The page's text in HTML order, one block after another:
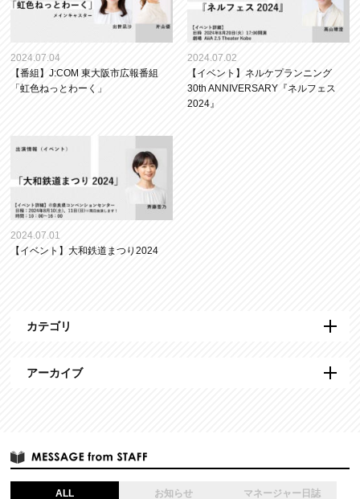
2024.07.04
【番組】J:COM 東大阪市広報番組
「虹色ねっとわーく」
2024.07.02
【イベント】ネルケプランニング
30th ANNIVERSARY『ネルフェス
2024』
2024.07.01
【イベント】大和鉄道まつり2024
カテゴリ
アーカイブ
ALL お知らせ マネージャー日誌